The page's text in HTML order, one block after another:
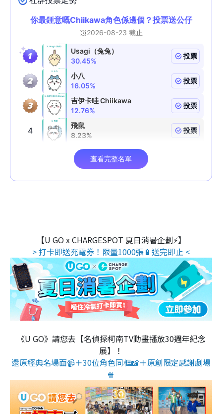
【U GO x CHARGESPOT 夏日消暑企劃⚡】
> 打卡即送充電券！限量1000張🔋送完即止 <
《U GO》請您去【名偵探柯南TV動畫播放30週年紀念
展】！
還原經典名場面📹＋30位角色同框📸＋原創限定感謝劇場
🍿